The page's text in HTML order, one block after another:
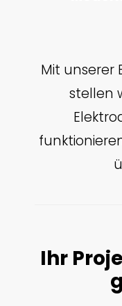
Mit unserer
stellen
Ihr